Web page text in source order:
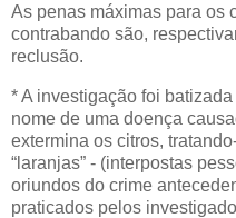
As penas máximas para os
contrabando são,
reclusão.
* A investigação foi
nome de uma doença
extermina os citros,
“laranjas” - (interpostas
oriundos do crime
praticados pelos